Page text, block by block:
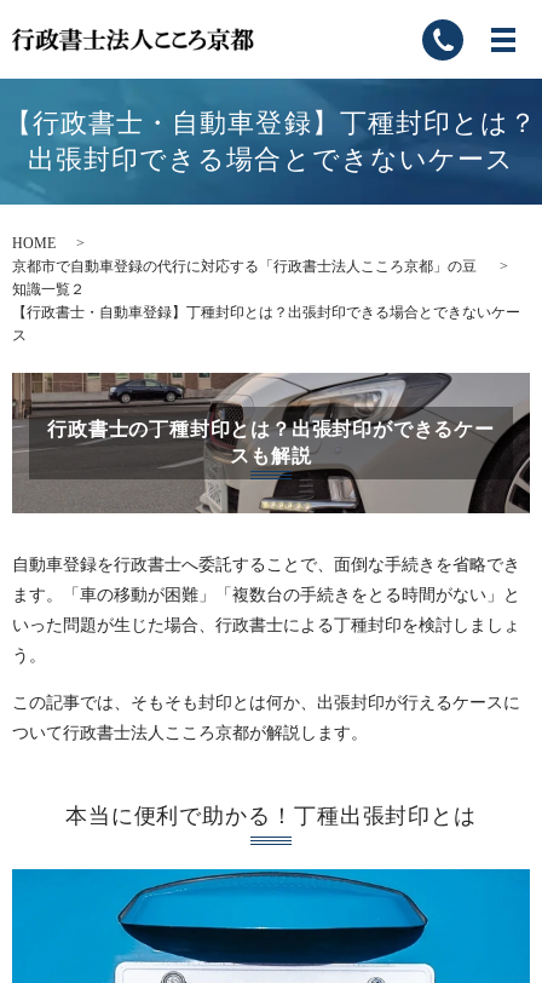
【行政書士・自動車登録】丁種封印とは？
出張封印できる場合とできないケース
HOME
京都市で自動車登録の代行に対応する「行政書士法人こころ京都」の豆
知識一覧２
【行政書士・自動車登録】丁種封印とは？出張封印できる場合とできないケー
ス
行政書士の丁種封印とは？出張封印ができるケー
スも解説
自動車登録を行政書士へ委託することで、面倒な手続きを省略でき
ます。「車の移動が困難」「複数台の手続きをとる時間がない」と
いった問題が生じた場合、行政書士による丁種封印を検討しましょ
う。
この記事では、そもそも封印とは何か、出張封印が行えるケースに
ついて行政書士法人こころ京都が解説します。
本当に便利で助かる！丁種出張封印とは